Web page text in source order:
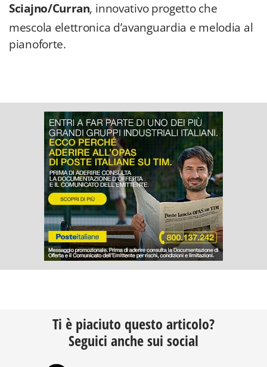
Sciajno/Curran, innovativo progetto che
mescola elettronica d’avanguardia e melodia al
pianoforte.
Ti è piaciuto questo articolo?
Seguici anche sui social